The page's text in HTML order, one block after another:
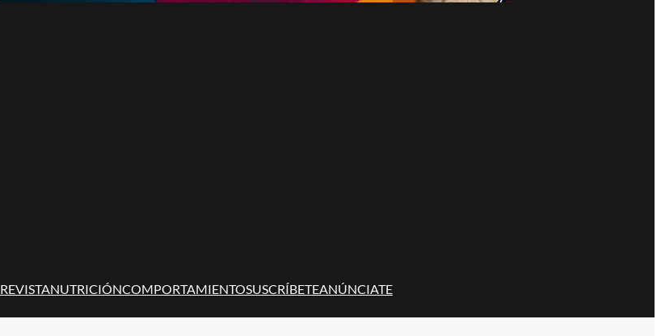
REVISTANUTRICIÓNCOMPORTAMIENTOSUSCRÍBETEANÚNCIATE